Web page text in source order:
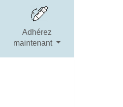
Adhérez
maintenant